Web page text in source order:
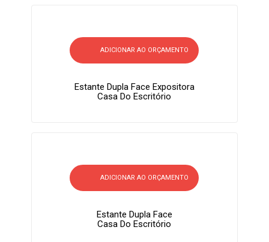
ADICIONAR AO ORÇAMENTO
Estante Dupla Face Expositora
Casa Do Escritório
ADICIONAR AO ORÇAMENTO
Estante Dupla Face
Casa Do Escritório